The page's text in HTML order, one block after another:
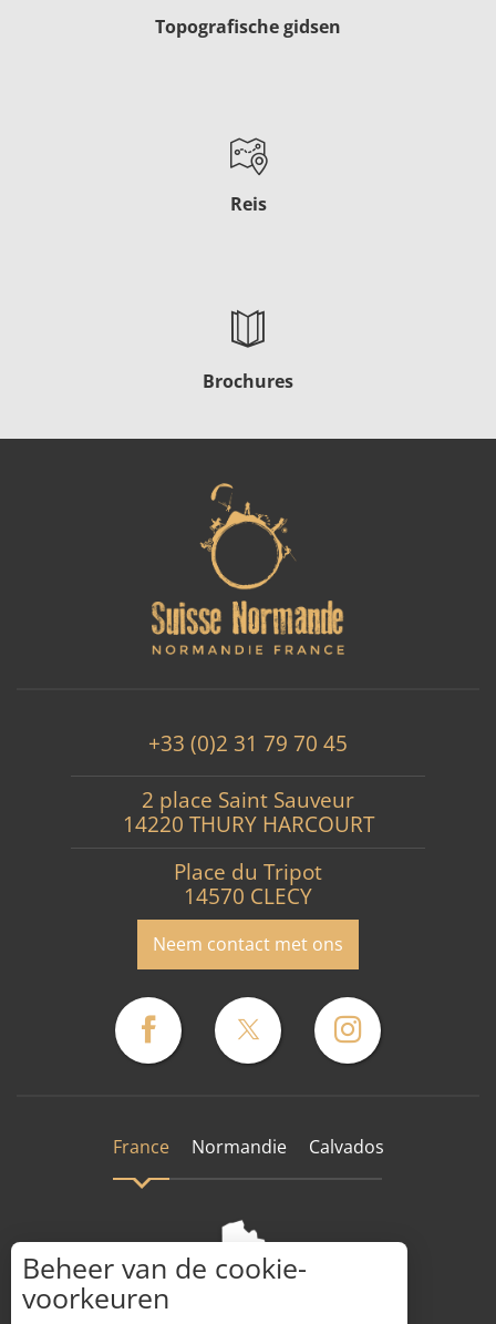
Topografische gidsen
Reis
Brochures
+33 (0)2 31 79 70 45
2 place Saint Sauveur
14220 THURY HARCOURT
Place du Tripot
14570 CLECY
Neem contact met ons
France Normandie Calvados
Beheer van de cookie-
voorkeuren